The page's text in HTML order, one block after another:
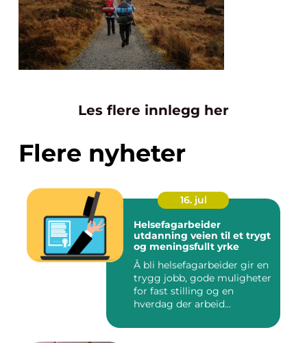
Les flere innlegg her
Flere nyheter
16. jul
Helsefagarbeider
utdanning veien til et trygt
og meningsfullt yrke
Å bli helsefagarbeider gir en
trygg jobb, gode muligheter
for fast stilling og en
hverdag der arbeid...